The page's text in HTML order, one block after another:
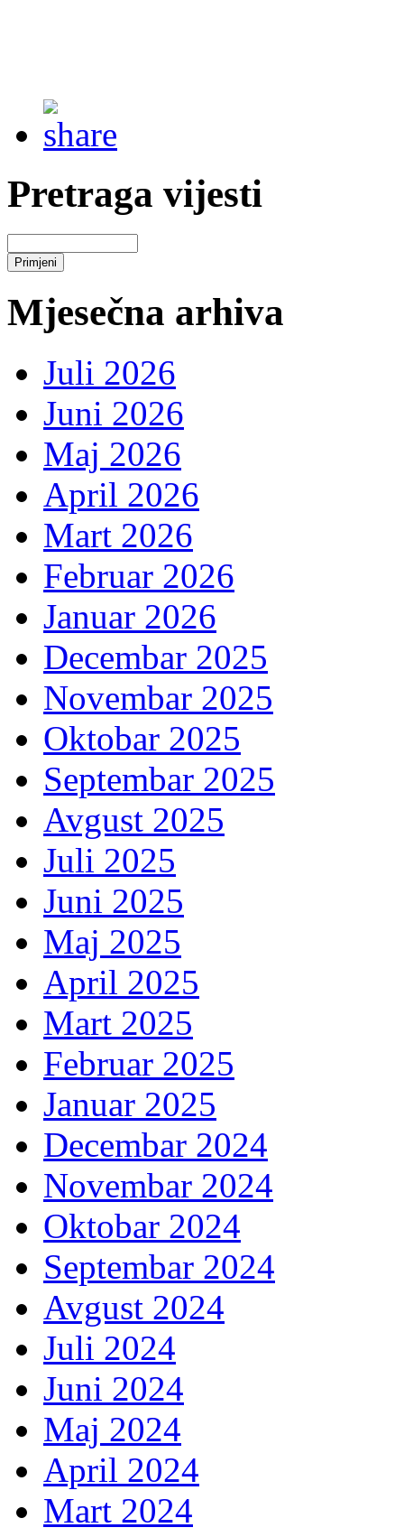
Pretraga vijesti
Mjesečna arhiva
Juli 2026
Juni 2026
Maj 2026
April 2026
Mart 2026
Februar 2026
Januar 2026
Decembar 2025
Novembar 2025
Oktobar 2025
Septembar 2025
Avgust 2025
Juli 2025
Juni 2025
Maj 2025
April 2025
Mart 2025
Februar 2025
Januar 2025
Decembar 2024
Novembar 2024
Oktobar 2024
Septembar 2024
Avgust 2024
Juli 2024
Juni 2024
Maj 2024
April 2024
Mart 2024